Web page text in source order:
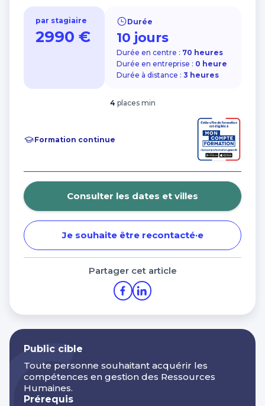
Nos centres dans CCI Formation
Morbihan
Charte de protection des données personnelles
Région Bretagne
par stagiaire
2990 €
Durée
10 jours
Durée en centre : 70 heures
Durée en entreprise : 0 heure
Durée à distance : 3 heures
4 places min
Formation continue
Consulter les dates et villes
Je souhaite être recontacté·e
Partager cet article
Public cible
Toute personne souhaitant acquérir les
compétences en gestion des Ressources
Humaines.
Prérequis